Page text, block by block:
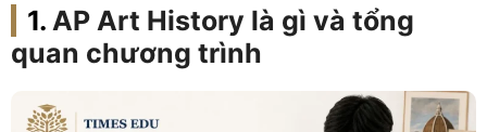
AP Art History là gì và tổng
quan chương trình